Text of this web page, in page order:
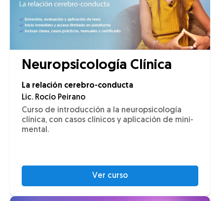
Neuropsicología Clínica
La relación cerebro-conducta
Lic. Rocío Peirano
Curso de introducción a la neuropsicología
clínica, con casos clínicos y aplicación de mini-
mental.
Ver curso